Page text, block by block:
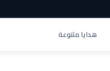
هدايا متنوعة